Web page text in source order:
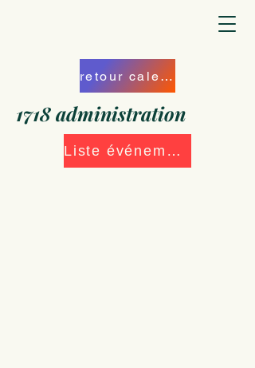
retour calendrier
1718 administration
Liste événements